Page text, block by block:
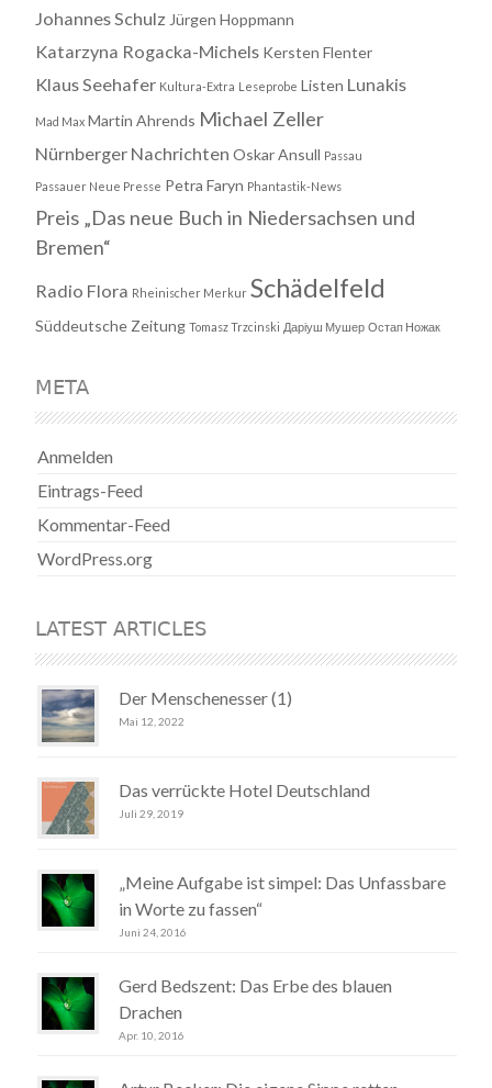
Johannes Schulz Jürgen Hoppmann
Katarzyna Rogacka-Michels Kersten Flenter
Klaus Seehafer Kultura-Extra Leseprobe Listen Lunakis
Mad Max Martin Ahrends Michael Zeller
Nürnberger Nachrichten Oskar Ansull Passau
Passauer Neue Presse Petra Faryn Phantastik-News
Preis „Das neue Buch in Niedersachsen und
Bremen“
Radio Flora Rheinischer Merkur Schädelfeld
Süddeutsche Zeitung Tomasz Trzcinski Даріуш Мушер Остап Ножак
META
Anmelden
Eintrags-Feed
Kommentar-Feed
WordPress.org
LATEST ARTICLES
Der Menschenesser (1)
Mai 12, 2022
Das verrückte Hotel Deutschland
Juli 29, 2019
„Meine Aufgabe ist simpel: Das Unfassbare
in Worte zu fassen“
Juni 24, 2016
Gerd Bedszent: Das Erbe des blauen
Drachen
Apr. 10, 2016